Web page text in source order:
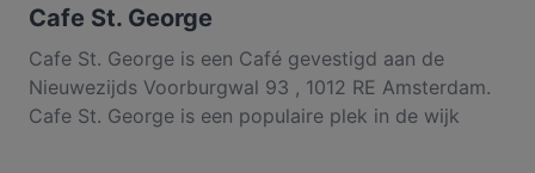
Cafe St. George
Cafe St. George is een Café gevestigd aan de
Nieuwezijds Voorburgwal 93 , 1012 RE Amsterdam.
Cafe St. George is een populaire plek in de wijk